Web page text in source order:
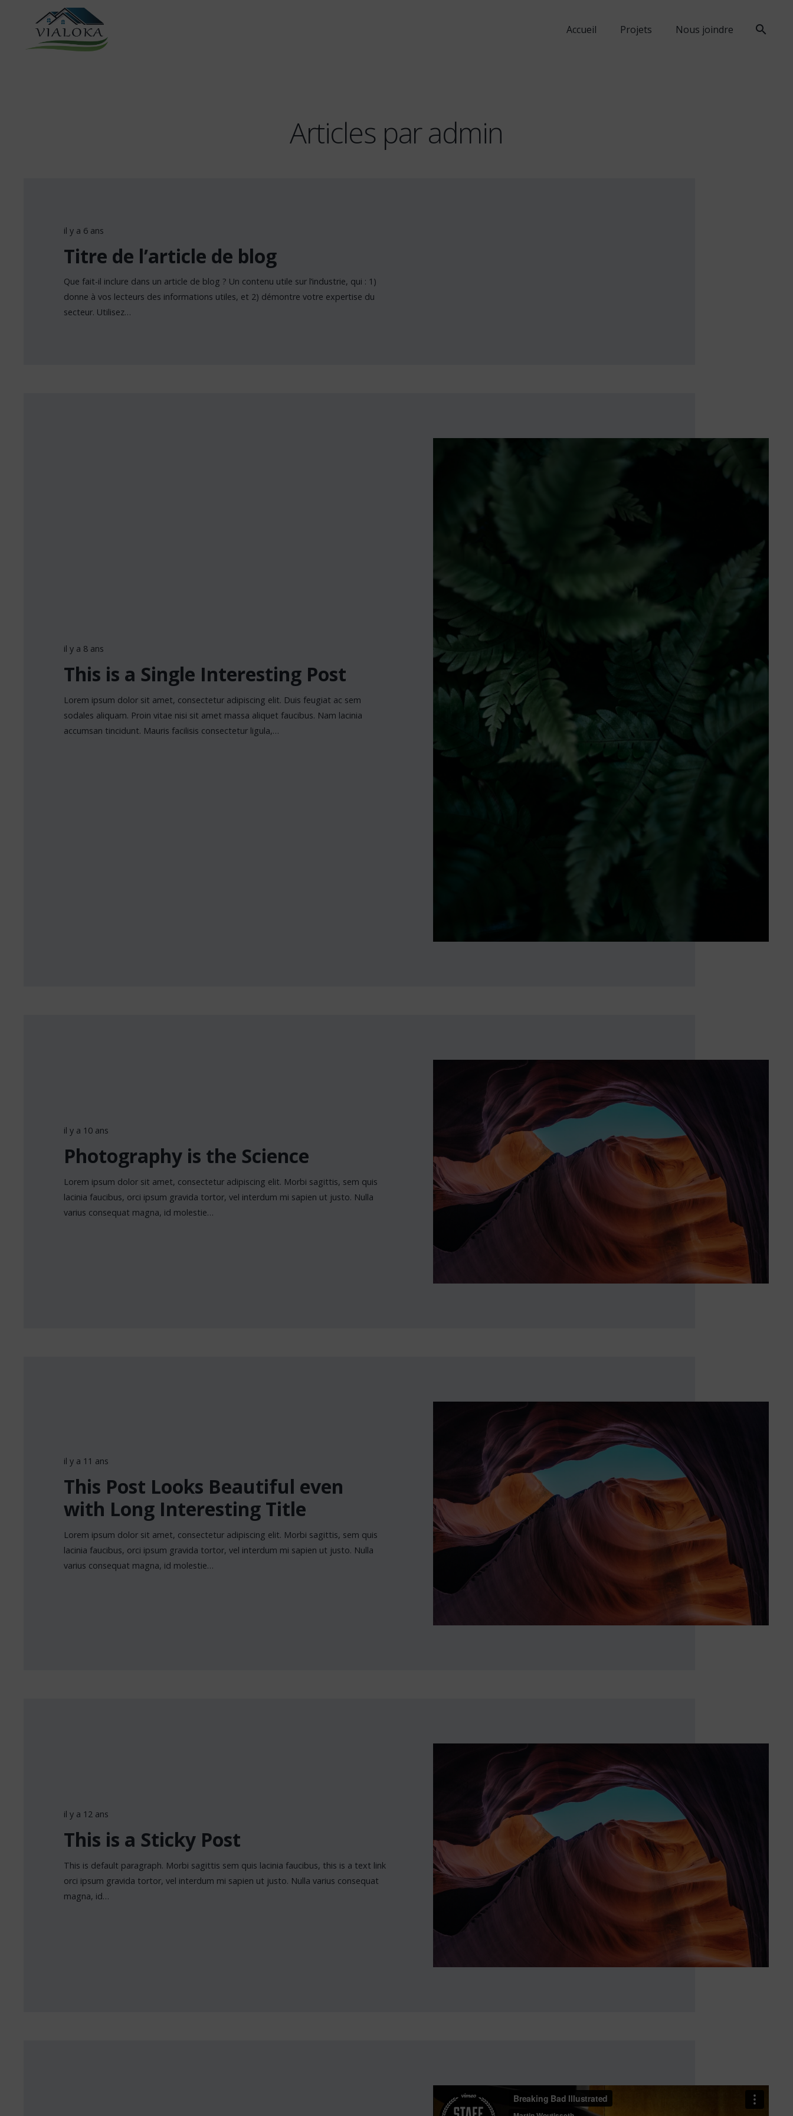
Accueil Projets Nous joindre search
Articles par admin
il y a 6 ans
Titre de l’article de blog
Que fait-il inclure dans un article de blog ? Un contenu utile sur l’industrie, qui : 1)
donne à vos lecteurs des informations utiles, et 2) démontre votre expertise du
secteur. Utilisez…
il y a 8 ans
This is a Single Interesting Post
Lorem ipsum dolor sit amet, consectetur adipiscing elit. Duis feugiat ac sem
sodales aliquam. Proin vitae nisi sit amet massa aliquet faucibus. Nam lacinia
accumsan tincidunt. Mauris facilisis consectetur ligula,…
il y a 10 ans
Photography is the Science
Lorem ipsum dolor sit amet, consectetur adipiscing elit. Morbi sagittis, sem quis
lacinia faucibus, orci ipsum gravida tortor, vel interdum mi sapien ut justo. Nulla
varius consequat magna, id molestie…
il y a 11 ans
This Post Looks Beautiful even
with Long Interesting Title
Lorem ipsum dolor sit amet, consectetur adipiscing elit. Morbi sagittis, sem quis
lacinia faucibus, orci ipsum gravida tortor, vel interdum mi sapien ut justo. Nulla
varius consequat magna, id molestie…
il y a 12 ans
This is a Sticky Post
This is default paragraph. Morbi sagittis sem quis lacinia faucibus, this is a text link
orci ipsum gravida tortor, vel interdum mi sapien ut justo. Nulla varius consequat
magna, id…